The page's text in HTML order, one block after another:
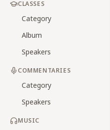
CLASSES
Category
Album
Speakers
COMMENTARIES
Category
Speakers
MUSIC